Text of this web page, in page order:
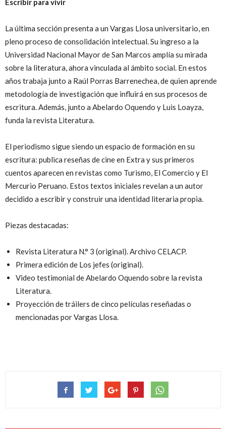
La última sección presenta a un Vargas Llosa universitario, en
pleno proceso de consolidación intelectual. Su ingreso a la
Universidad Nacional Mayor de San Marcos amplía su mirada
sobre la literatura, ahora vinculada al ámbito social. En estos
años trabaja junto a Raúl Porras Barrenechea, de quien aprende
metodología de investigación que influirá en sus procesos de
escritura. Además, junto a Abelardo Oquendo y Luis Loayza,
funda la revista Literatura.
El periodismo sigue siendo un espacio de formación en su
escritura: publica reseñas de cine en Extra y sus primeros
cuentos aparecen en revistas como Turismo, El Comercio y El
Mercurio Peruano. Estos textos iniciales revelan a un autor
decidido a escribir y construir una identidad literaria propia.
Piezas destacadas:
Revista Literatura N.° 3 (original). Archivo CELACP.
Primera edición de Los jefes (original).
Video testimonial de Abelardo Oquendo sobre la revista
Literatura.
Proyección de tráilers de cinco películas reseñadas o
mencionadas por Vargas Llosa.